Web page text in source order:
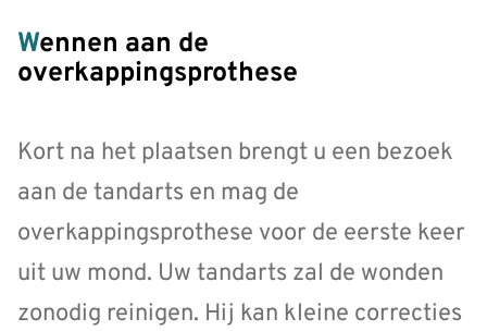
Wennen aan de
overkappingsprothese
Kort na het plaatsen brengt u een bezoek
aan de tandarts en mag de
overkappingsprothese voor de eerste keer
uit uw mond. Uw tandarts zal de wonden
zonodig reinigen. Hij kan kleine correcties